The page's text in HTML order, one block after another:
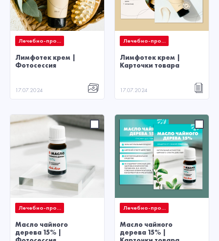
Лечебно-про...
Лимфотек крем |
Фотосессия
17.07.2024
Лечебно-про...
Лимфотек крем |
Карточки товара
17.07.2024
Лечебно-про...
Масло чайного
дерева 15% |
Лечебно-про...
Масло чайного
дерева 15% |